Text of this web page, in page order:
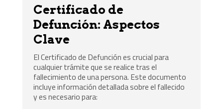
Certificado de
Defunción: Aspectos
Clave
El Certificado de Defunción es crucial para
cualquier trámite que se realice tras el
fallecimiento de una persona. Este documento
incluye información detallada sobre el fallecido
y es necesario para: